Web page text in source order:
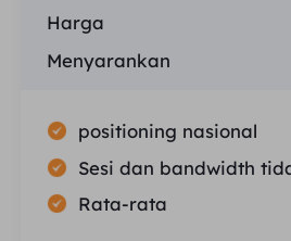
Harga
Menyarankan
positioning nasional
Sesi dan bandwidth
Rata-rata